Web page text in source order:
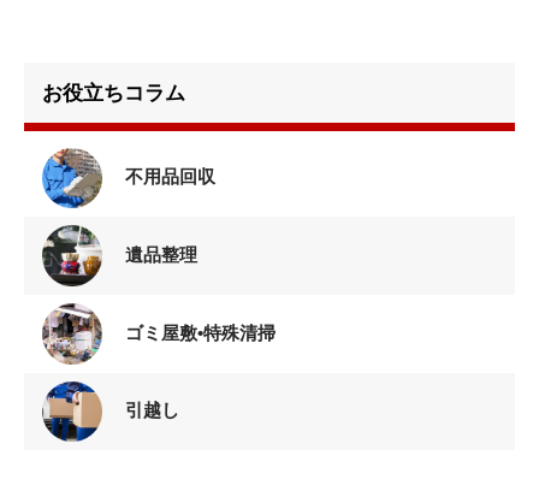
お役立ちコラム
不用品回収
遺品整理
ゴミ屋敷•特殊清掃
引越し